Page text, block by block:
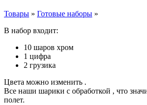
Товары » Готовые наборы »
В набор входит:
10 шаров хром
1 цифра
2 грузика
Цвета можно изменить .
Все наши шарики с обработкой , что
полет.